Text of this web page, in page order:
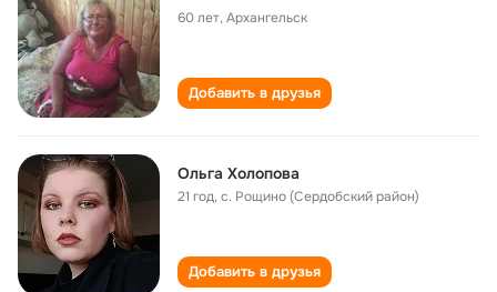
60 лет,Архангельск
Добавить в друзья
Ольга Холопова
21 год,с. Рощино (Сердобский район)
Добавить в друзья